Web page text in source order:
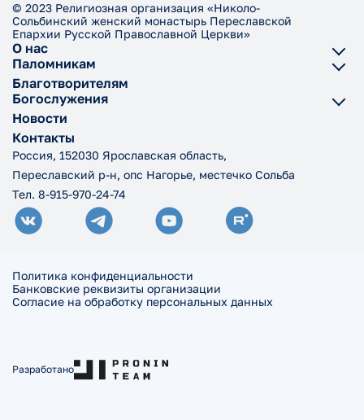
© 2023 Религиозная организация «Николо-
Сольбинский женский монастырь Переславской
Епархии Русской Православной Церкви»
О нас
Паломникам
Благотворителям
Богослужения
Новости
Контакты
Россия, 152030 Ярославская область,
Переславский р-н, опс Нагорье, местечко Сольба
Тел. 8-915-970-24-74
Политика конфиденциальности
Банковские реквизиты организации
Согласие на обработку персональных данных
Разработано